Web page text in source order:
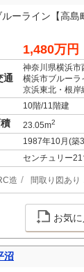
ーライン【高島
1,480万円
通
神奈川県横浜市
横浜市ブルーラ
京浜東北・根岸
10階/11階建
23.05m2
1987年10月(築
センチュリー
造 間取り図あり
お気
沼